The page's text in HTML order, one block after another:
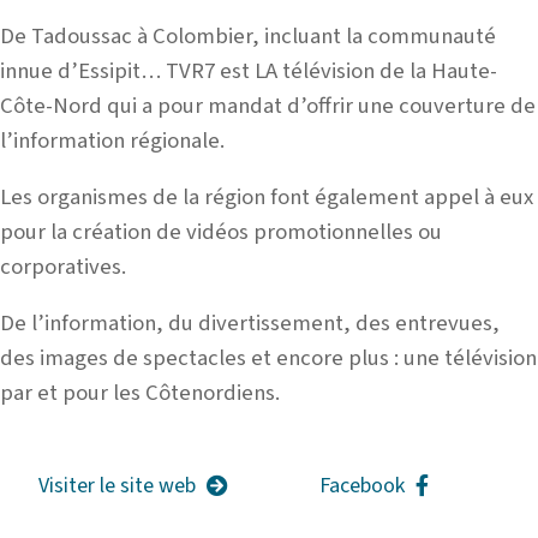
De Tadoussac à Colombier, incluant la communauté
innue d’Essipit… TVR7 est LA télévision de la Haute-
Côte-Nord qui a pour mandat d’offrir une couverture de
l’information régionale.
Les organismes de la région font également appel à eux
pour la création de vidéos promotionnelles ou
corporatives.
De l’information, du divertissement, des entrevues,
des images de spectacles et encore plus : une télévision
par et pour les Côtenordiens.
Visiter le site web Facebook